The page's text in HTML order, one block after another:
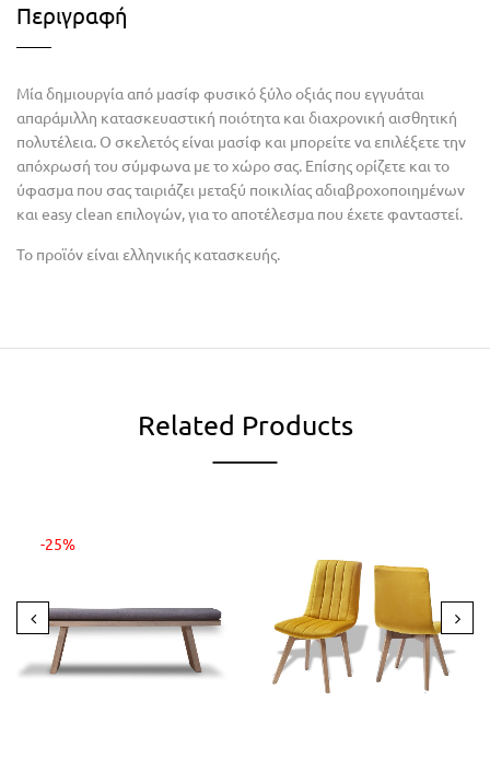
Περιγραφή
Μία δημιουργία από μασίφ φυσικό ξύλο οξιάς που εγγυάται
απαράμιλλη κατασκευαστική ποιότητα και διαχρονική αισθητική
πολυτέλεια. Ο σκελετός είναι μασίφ και μπορείτε να επιλέξετε την
απόχρωσή του σύμφωνα με το χώρο σας. Επίσης ορίζετε και το
ύφασμα που σας ταιριάζει μεταξύ ποικιλίας αδιαβροχοποιημένων
και easy clean επιλογών, για το αποτέλεσμα που έχετε φανταστεί.
Το προϊόν είναι ελληνικής κατασκευής.
Related Products
-25%